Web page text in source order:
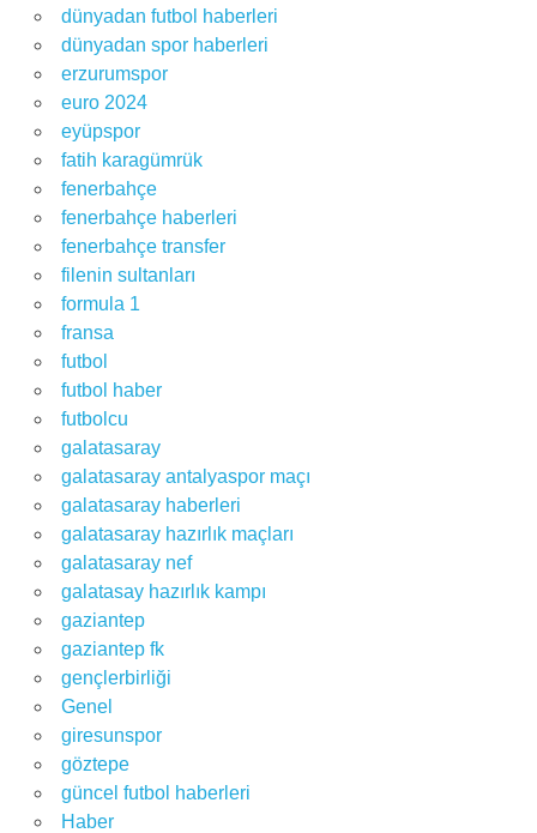
dünyadan futbol haberleri
dünyadan spor haberleri
erzurumspor
euro 2024
eyüpspor
fatih karagümrük
fenerbahçe
fenerbahçe haberleri
fenerbahçe transfer
filenin sultanları
formula 1
fransa
futbol
futbol haber
futbolcu
galatasaray
galatasaray antalyaspor maçı
galatasaray haberleri
galatasaray hazırlık maçları
galatasaray nef
galatasay hazırlık kampı
gaziantep
gaziantep fk
gençlerbirliği
Genel
giresunspor
göztepe
güncel futbol haberleri
Haber